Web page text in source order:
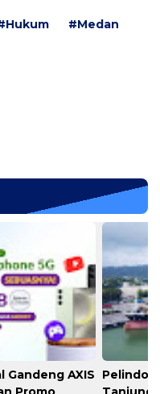
#Medan
Gandeng AXIS
Pelindo